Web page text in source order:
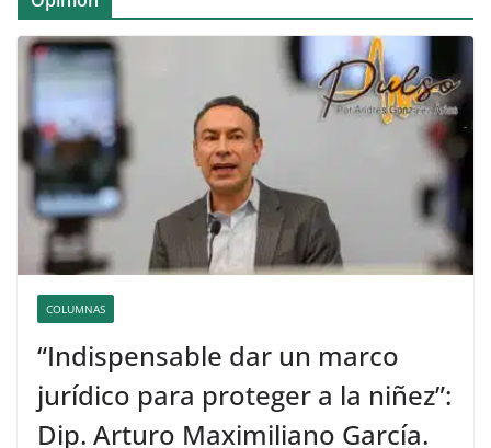
COLUMNAS
“Indispensable dar un marco
jurídico para proteger a la niñez”:
Dip. Arturo Maximiliano García.